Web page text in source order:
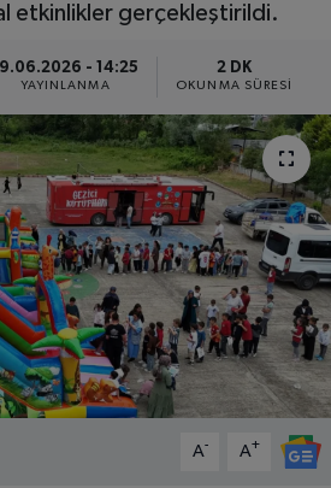
etkinlikler gerçekleştirildi.
19.06.2026 - 14:25
YAYINLANMA
2 DK
OKUNMA SÜRESI
A- A+